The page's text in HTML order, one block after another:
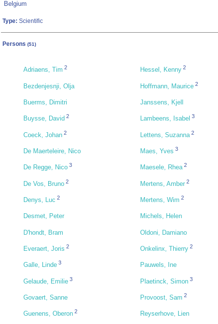
Belgium
Type: Scientific
Persons (51)
Adriaens, Tim 2
Bezdenjesnji, Olja
Buerms, Dimitri
Buysse, David 2
Coeck, Johan 2
De Maerteleire, Nico
De Regge, Nico 3
De Vos, Bruno 2
Denys, Luc 2
Desmet, Peter
D'hondt, Bram
Everaert, Joris 2
Galle, Linde 3
Gelaude, Emilie 3
Govaert, Sanne
Guenens, Oberon 2
Hessel, Kenny 2
Hoffmann, Maurice 2
Janssens, Kjell
Lambeens, Isabel 3
Lettens, Suzanna 2
Maes, Yves 3
Maesele, Rhea 2
Mertens, Amber 2
Mertens, Wim 2
Michels, Helen
Oldoni, Damiano
Onkelinx, Thierry 2
Pauwels, Ine
Plaetinck, Simon 3
Provoost, Sam 2
Reyserhove, Lien